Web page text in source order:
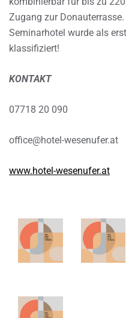
Zugang zur
Seminarhotel wurde als
klassifiziert!
KONTAKT
07718 20 090
office@hotel-wesenufer.at
www.hotel-wesenufer.at